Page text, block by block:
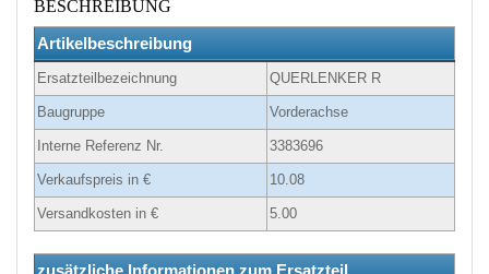
BESCHREIBUNG
Artikelbeschreibung
Ersatzteilbezeichnung QUERLENKER R
Baugruppe Vorderachse
Interne Referenz Nr. 3383696
Verkaufspreis in € 10.08
Versandkosten in € 5.00